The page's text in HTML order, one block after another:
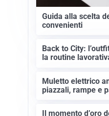
Guida alla scelta
convenienti
Back to City:
la routine
Muletto elettrico
piazzali, rampe e
Il momento d’oro